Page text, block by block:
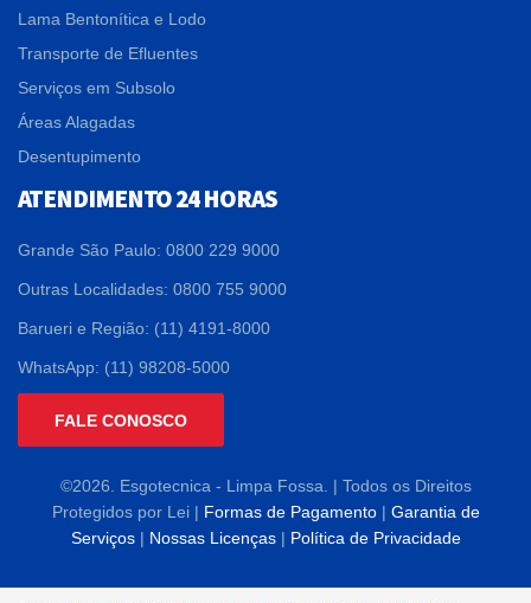
Lama Bentonítica e Lodo
Transporte de Efluentes
Serviços em Subsolo
Áreas Alagadas
Desentupimento
ATENDIMENTO 24 HORAS
Grande São Paulo: 0800 229 9000
Outras Localidades: 0800 755 9000
Barueri e Região: (11) 4191-8000
WhatsApp: (11) 98208-5000
FALE CONOSCO
©2026. Esgotecnica - Limpa Fossa. | Todos os Direitos
Protegidos por Lei | Formas de Pagamento| Garantia de
Serviços| Nossas Licenças| Política de Privacidade